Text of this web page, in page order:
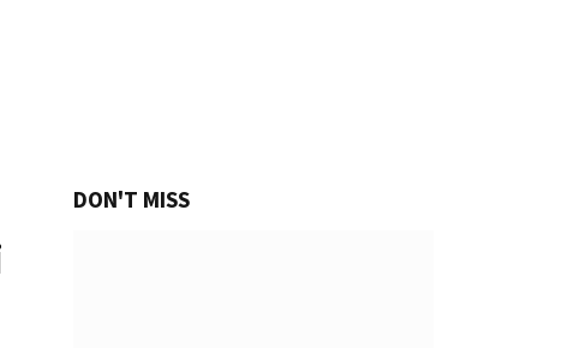
DON'T MISS